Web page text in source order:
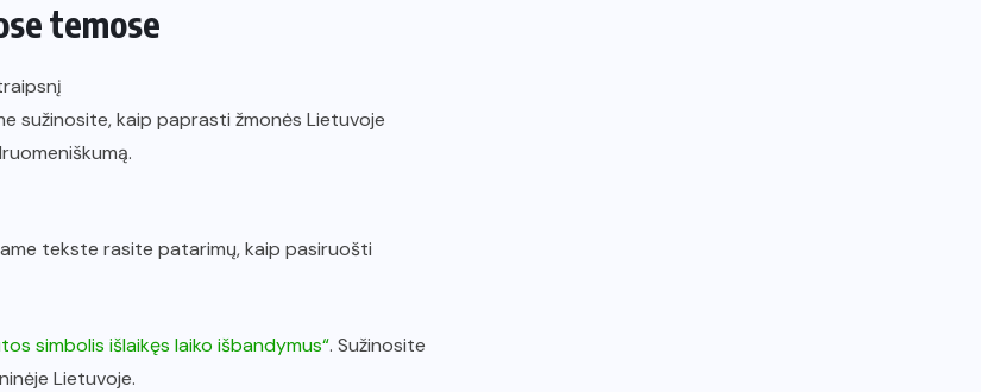
temose
sužinosite, kaip paprasti žmonės Lietuvoje
tekste rasite patarimų, kaip pasiruošti
simbolis išlaikęs laiko išbandymus“. Sužinosite
Lietuvoje.